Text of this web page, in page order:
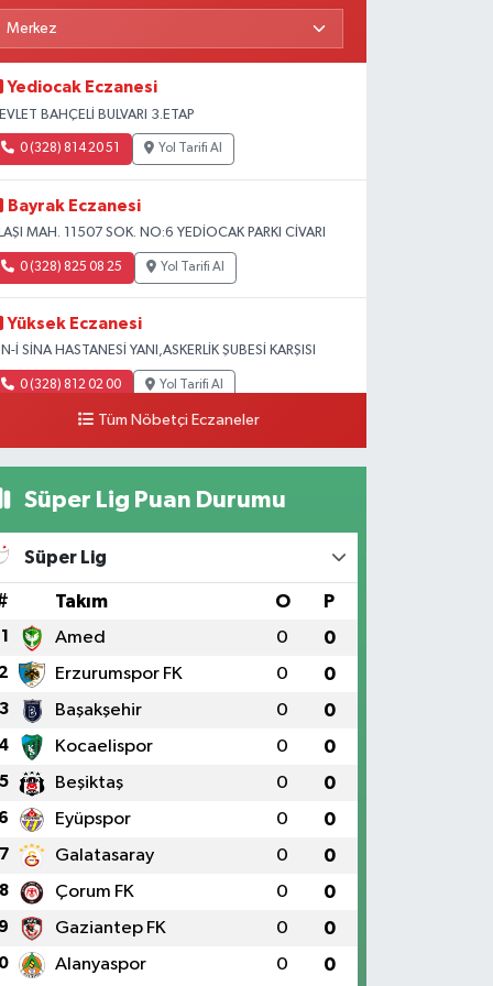
Yediocak Eczanesi
BAHÇELİ BULVARI 3.ETAP
0 (328) 814 20 51 Yol Tarifi Al
Bayrak Eczanesi
MAH. 11507 SOK. NO:6 YEDİOCAK PARKI CİVARI
0 (328) 825 08 25 Yol Tarifi Al
Yüksek Eczanesi
İ SİNA HASTANESİ YANI,ASKERLİK ŞUBESİ KARŞISI
0 (328) 812 02 00 Yol Tarifi Al
Tüm Nöbetçi Eczaneler
Süper Lig Puan Durumu
Süper Lig
Takım O P
1 Amed 0 0
2 Erzurumspor FK 0 0
3 Başakşehir 0 0
4 Kocaelispor 0 0
5 Beşiktaş 0 0
6 Eyüpspor 0 0
7 Galatasaray 0 0
8 Çorum FK 0 0
9 Gaziantep FK 0 0
Alanyaspor 0 0